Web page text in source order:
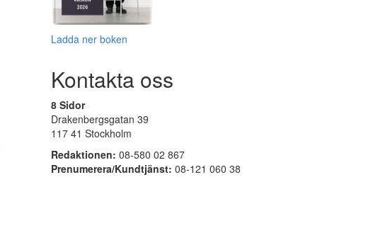
Ladda ner boken
Kontakta oss
8 Sidor
Drakenbergsgatan 39
117 41 Stockholm
Redaktionen: 08-580 02 867
Prenumerera/Kundtjänst: 08-121 060 38